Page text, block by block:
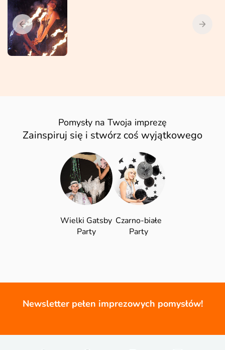
Pomysły na Twoja imprezę
Zainspiruj się i stwórz coś wyjątkowego
Wielki Gatsby
Party
Czarno-białe
Party
Newsletter pełen imprezowych pomysłów!